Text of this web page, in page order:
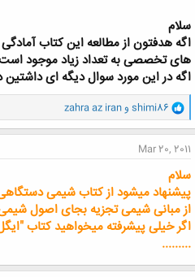
سلام
اگه هدفتون از مطالعه این کتاب
های تخصصی به تعداد زیاد موجود
اگه در این مورد سوال دیگه ای
و
ا
ک
ن
ش
ا
:
shimi86 و zahra az iran
Mar 20, 2011
سلام
پیشنهاد میشود از کتاب شیمی
از مبانی شیمی تجزیه بجای اصول شیمی
اگر خیلی پیشرفته میخواهید کتاب
.........